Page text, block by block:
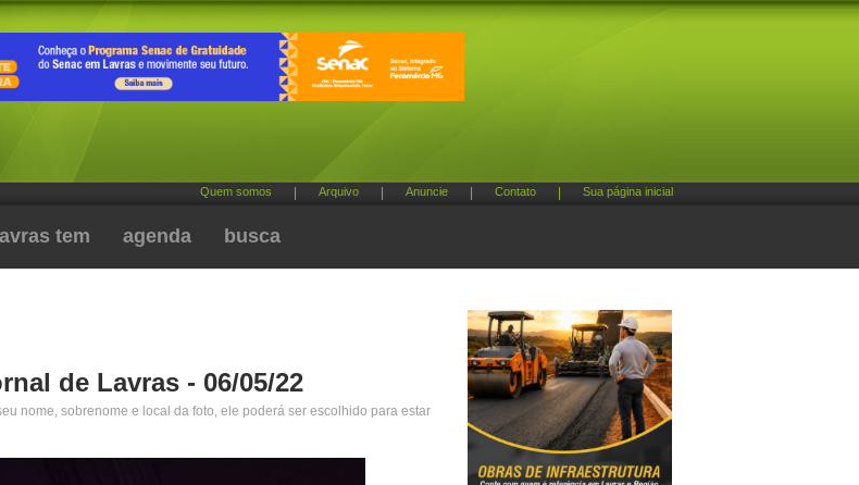
Quem somos Arquivo Anuncie Contato Sua página inicial
lavras tem agenda busca
de Lavras - 06/05/22
nome, sobrenome e local da foto, ele poderá ser escolhido para estar